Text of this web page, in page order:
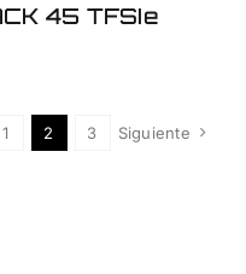
45 TFSIe
1 2 3 Siguiente